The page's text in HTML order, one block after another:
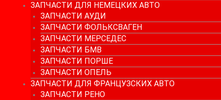
ЗАПЧАСТИ ДЛЯ НЕМЕЦКИХ АВТО
ЗАПЧАСТИ АУДИ
ЗАПЧАСТИ ФОЛЬКСВАГЕН
ЗАПЧАСТИ МЕРСЕДЕС
ЗАПЧАСТИ БМВ
ЗАПЧАСТИ ПОРШЕ
ЗАПЧАСТИ ОПЕЛЬ
ЗАПЧАСТИ ДЛЯ ФРАНЦУЗСКИХ АВТО
ЗАПЧАСТИ РЕНО